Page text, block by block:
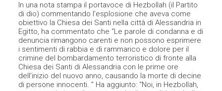
In una nota stampa il portavoce di Hezbollah (il Partito
di dio) commentando l’esplosione che aveva come
obiettivo la Chiesa dei Santi nella città di Alessandria in
Egitto, ha commentato che “Le parole di condanna e di
denuncia rimangono carenti e non possono esprimere
i sentimenti di rabbia e di rammarico e dolore per il
crimine del bombardamento terroristico di fronte alla
Chiesa dei Santi di Alessandria con le prime ore
dell’inizio del nuovo anno, causando la morte di decine
di persone innocenti. ” Ha aggiunto: “Noi, in Hezbollah,